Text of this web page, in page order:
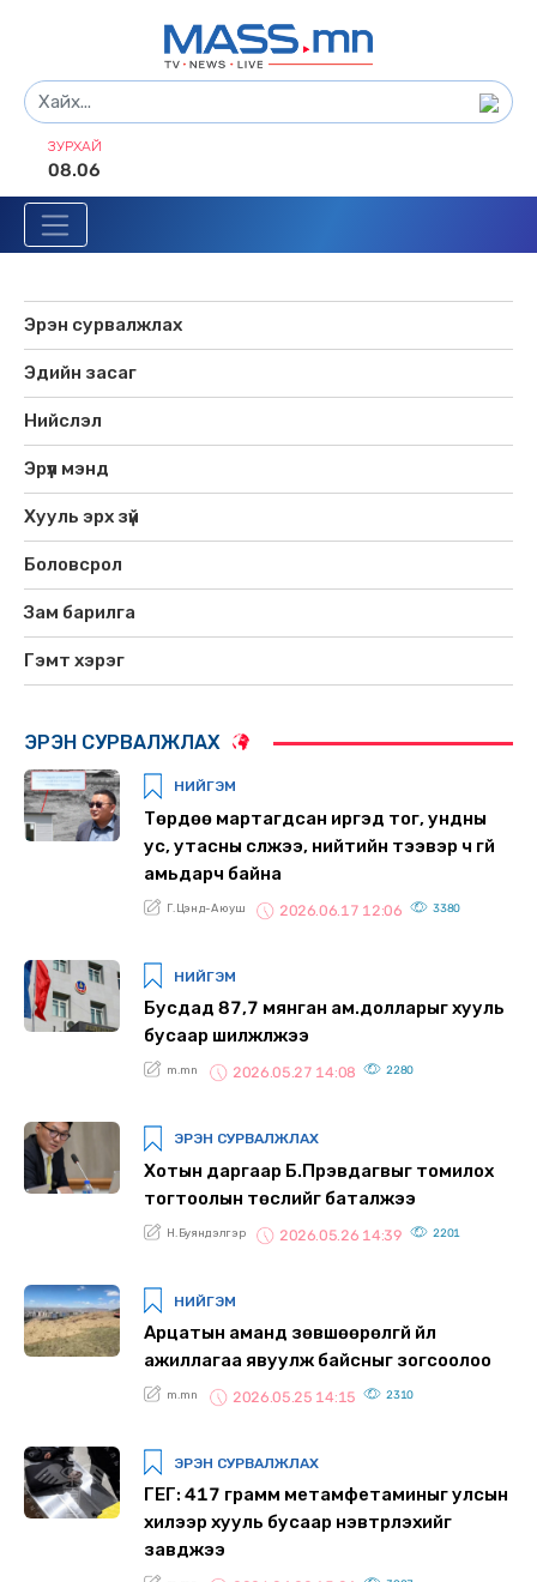
ЗУРХАЙ
08.06
Эрэн сурвалжлах
Эдийн засаг
Нийслэл
Эрүүл мэнд
Хууль эрх зүй
Боловсрол
Зам барилга
Гэмт хэрэг
ЭРЭН СУРВАЛЖЛАХ
НИЙГЭМ
Төрдөө мартагдсан иргэд тог, ундны
ус, утасны сүлжээ, нийтийн тээвэр ч үгүй
амьдарч байна
Г.Цэнд-Аюуш 2026.06.17 12:06 3380
НИЙГЭМ
Бусдад 87,7 мянган ам.долларыг хууль
бусаар шилжүүлжээ
m.mn 2026.05.27 14:08 2280
ЭРЭН СУРВАЛЖЛАХ
Хотын даргаар Б.Пүрэвдагвыг томилох
тогтоолын төслийг баталжээ
Н.Буяндэлгэр 2026.05.26 14:39 2201
НИЙГЭМ
Арцатын аманд зөвшөөрөлгүй үйл
ажиллагаа явуулж байсныг зогсоолоо
m.mn 2026.05.25 14:15 2310
ЭРЭН СУРВАЛЖЛАХ
ГЕГ: 417 грамм метамфетаминыг улсын
хилээр хууль бусаар нэвтрүүлэхийг
завджээ